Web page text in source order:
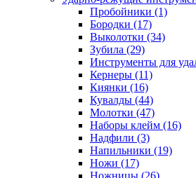
Пробойники (1)
Бородки (17)
Выколотки (34)
Зубила (29)
Инструменты для
Кернеры (11)
Киянки (16)
Кувалды (44)
Молотки (47)
Наборы клейм (16)
Надфили (3)
Напильники (19)
Ножи (17)
Ножницы (26)